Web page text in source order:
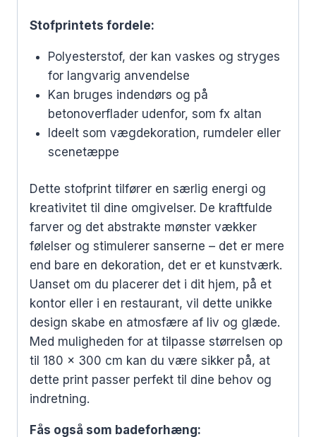
Stofprintets fordele:
Polyesterstof, der kan vaskes og stryges
for langvarig anvendelse
Kan bruges indendørs og på
betonoverflader udenfor, som fx altan
Ideelt som vægdekoration, rumdeler eller
scenetæppe
Dette stofprint tilfører en særlig energi og
kreativitet til dine omgivelser. De kraftfulde
farver og det abstrakte mønster vækker
følelser og stimulerer sanserne – det er mere
end bare en dekoration, det er et kunstværk.
Uanset om du placerer det i dit hjem, på et
kontor eller i en restaurant, vil dette unikke
design skabe en atmosfære af liv og glæde.
Med muligheden for at tilpasse størrelsen op
til 180 x 300 cm kan du være sikker på, at
dette print passer perfekt til dine behov og
indretning.
Fås også som badeforhæng: